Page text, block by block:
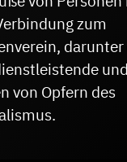
zum
und
von Opfern des